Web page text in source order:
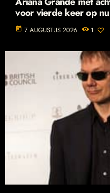
voor vierde keer op
today 7 AUGUSTUS 2026 1